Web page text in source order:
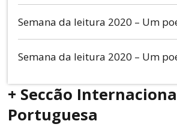
Semana da leitura 2020 – Um
Semana da leitura 2020 – Um
+ Seccão
Portuguesa